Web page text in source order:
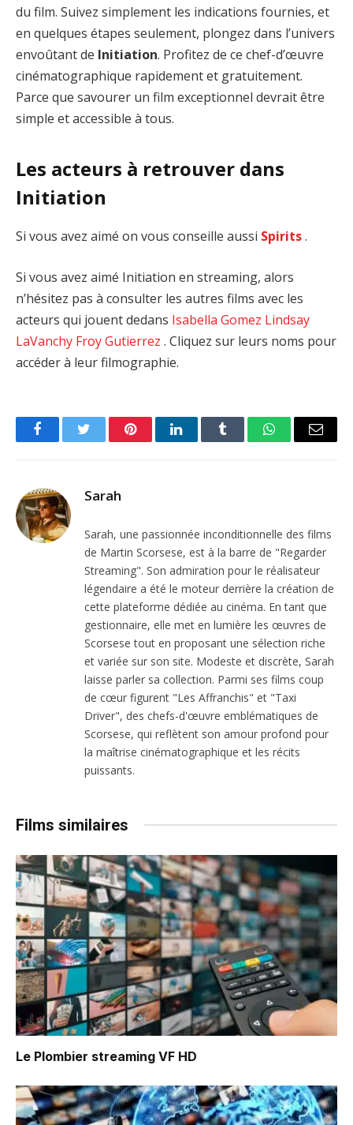
du film. Suivez simplement les indications fournies, et
en quelques étapes seulement, plongez dans l’univers
envoûtant de Initiation. Profitez de ce chef-d’œuvre
cinématographique rapidement et gratuitement.
Parce que savourer un film exceptionnel devrait être
simple et accessible à tous.
Les acteurs à retrouver dans
Initiation
Si vous avez aimé on vous conseille aussi Spirits.
Si vous avez aimé Initiation en streaming, alors
n’hésitez pas à consulter les autres films avec les
acteurs qui jouent dedans Isabella Gomez Lindsay
LaVanchy Froy Gutierrez . Cliquez sur leurs noms pour
accéder à leur filmographie.
FacebookTwitter PinterestLinkedInTumblr WhatsAppEmail
Sarah
Sarah, une passionnée inconditionnelle des films
de Martin Scorsese, est à la barre de "Regarder
Streaming". Son admiration pour le réalisateur
légendaire a été le moteur derrière la création de
cette plateforme dédiée au cinéma. En tant que
gestionnaire, elle met en lumière les œuvres de
Scorsese tout en proposant une sélection riche
et variée sur son site. Modeste et discrète, Sarah
laisse parler sa collection. Parmi ses films coup
de cœur figurent "Les Affranchis" et "Taxi
Driver", des chefs-d'œuvre emblématiques de
Scorsese, qui reflètent son amour profond pour
la maîtrise cinématographique et les récits
puissants.
Films similaires
Le Plombier streaming VF HD